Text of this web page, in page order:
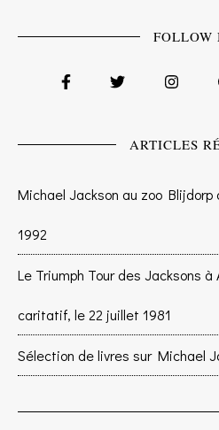
FOLLOW
ARTICLES
Michael Jackson au zoo
1992
Le Triumph Tour des Jacksons
caritatif, le 22 juillet 1981
Sélection de livres sur Michael